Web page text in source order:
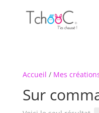
Accueil / Mes
Sur